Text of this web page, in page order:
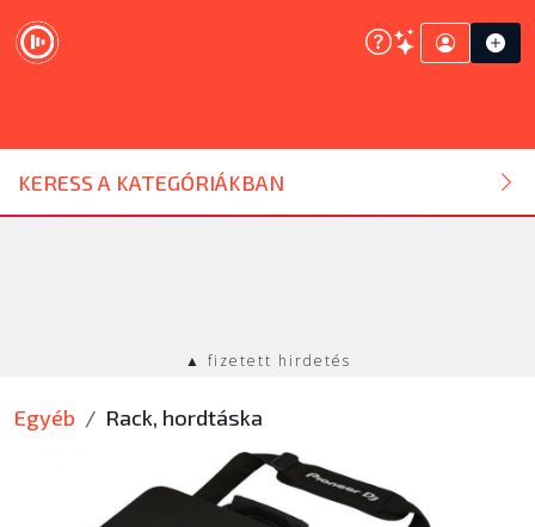
KERESS A KATEGÓRIÁKBAN
DJ ESZKÖZ
HANGTECHNIKA
EGYÉB
SZOLGÁLTATÁSOK
▲ fizetett hirdetés
Egyéb Rack, hordtáska